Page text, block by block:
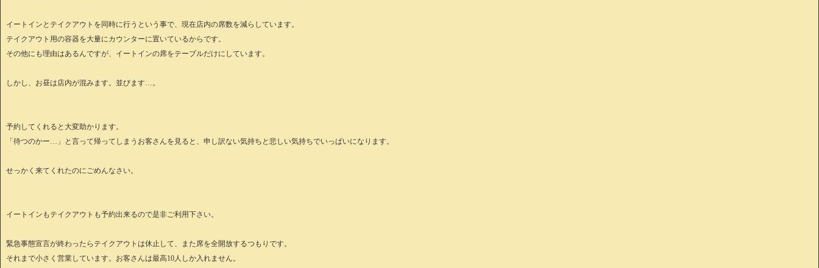
イートインとテイクアウトを同時に行うという事で、現在店内の席数を減らしています。
テイクアウト用の容器を大量にカウンターに置いているからです。
その他にも理由はあるんですが、イートインの席をテーブルだけにしています。
しかし、お昼は店内が混みます。並びます…。
予約してくれると大変助かります。
「待つのかー…」と言って帰ってしまうお客さんを見ると、申し訳ない気持ちと悲しい気持ちでいっぱいになります。
せっかく来てくれたのにごめんなさい。
イートインもテイクアウトも予約出来るので是非ご利用下さい。
緊急事態宣言が終わったらテイクアウトは休止して、また席を全開放するつもりです。
それまで小さく営業しています。お客さんは最高10人しか入れません。